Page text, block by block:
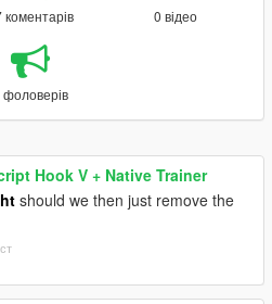
коментарів 0 відео
фоловерів
Hook V + Native Trainer
should we then just remove the